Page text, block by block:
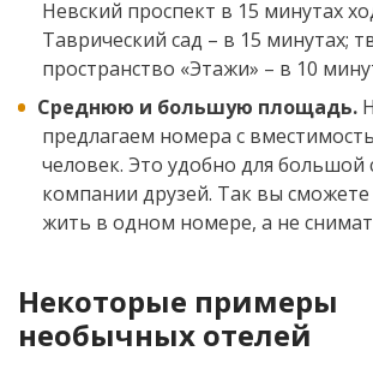
Невский проспект в 15 минутах
Таврический сад – в 15 минутах;
пространство «Этажи» – в 10
Среднюю и большую площадь.
предлагаем номера с
человек. Это удобно для большой
компании друзей. Так вы
жить в одном номере, а не
Некоторые примеры
необычных отелей